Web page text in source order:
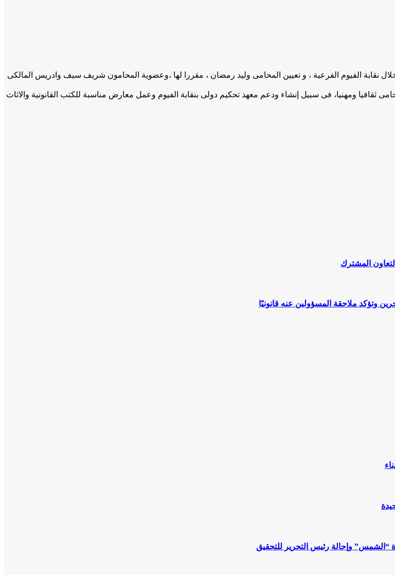
نقابة الفيوم الفرعية ، و تعيين المحامى وليد رمضان ، مقررا لها ،وعضوية المحامون شريف سيف وادريس المالكى
ثقافيا ومهنيا، فى سبيل إنشاء ودعم معهد تحكيم دولى بنقابة الفيوم وعمل معارض مناسبة للكتب القانونية والاثاث
المشترك
وتؤكد ملاحقة المسؤولين عنه قانونيًا
“الشمس” وإحالة رئيس التحرير للتحقيق